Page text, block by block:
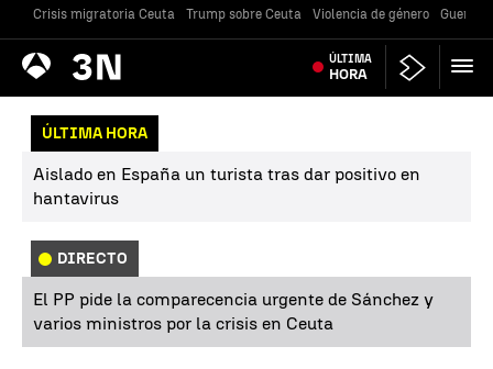
Crisis migratoria Ceuta Trump sobre Ceuta Violencia de género Guerra
Antena
3 Noticias ÚLTIMA
HORA
ÚLTIMA HORA
Aislado en España un turista tras dar positivo en
hantavirus
DIRECTO
El PP pide la comparecencia urgente de Sánchez y
varios ministros por la crisis en Ceuta